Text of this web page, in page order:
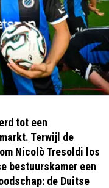
tot een
Terwijl de
Nicolò Tresoldi los
bestuurskamer een
de Duitse